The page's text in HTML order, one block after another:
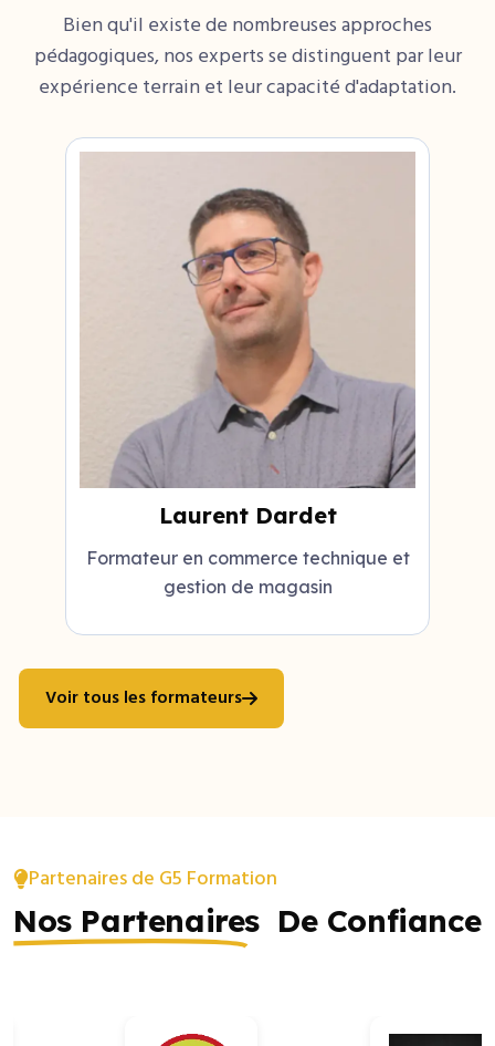
Bien qu'il existe de nombreuses approches
pédagogiques,nos experts se distinguent par leur
expérience terrain et leur capacité d'adaptation.
Laurent Dardet
Formateur en commerce technique et
gestion de magasin
Voir tous les formateurs
Partenaires de G5 Formation
Nos Partenaires De Confiance